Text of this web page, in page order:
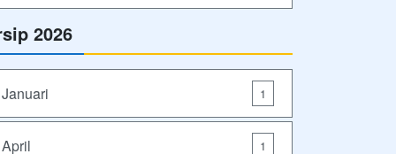
2026
Januari 1
April 1